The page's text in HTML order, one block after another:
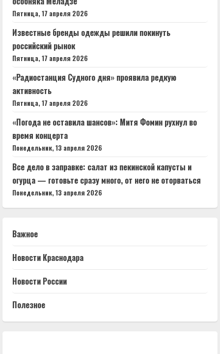
Пятница, 17 апреля 2026
Известные бренды одежды решили покинуть
российский рынок
Пятница, 17 апреля 2026
«Радиостанция Судного дня» проявила редкую
активность
Пятница, 17 апреля 2026
«Погода не оставила шансов»: Митя Фомин рухнул во
время концерта
Понедельник, 13 апреля 2026
Все дело в заправке: салат из пекинской капусты и
огурца — готовьте сразу много, от него не оторваться
Понедельник, 13 апреля 2026
Важное
Новости Краснодара
Новости России
Полезное